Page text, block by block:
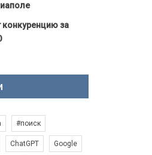
конкуренцию за
#поиск
ChatGPT Google